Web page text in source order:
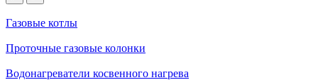
Газовые котлы
Проточные газовые колонки
Водонагреватели косвенного нагрева